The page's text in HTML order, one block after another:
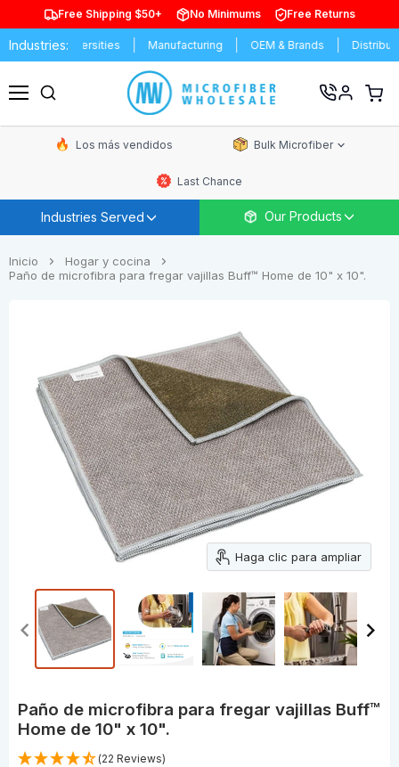
Free Shipping $50+ No Minimums Free Returns
Industries:
& Universities Manufacturing OEM & Brands Distributors
Ver
Los más vendidos Bulk Microfiber
Last Chance
Industries Served Our Products
Inicio
Hogar y cocina
Paño de microfibra para fregar vajillas Buff™ Home de 10" x 10".
Haga clic para ampliar
Paño de microfibra para fregar vajillas Buff™
Home de 10" x 10".
(22 Reviews)